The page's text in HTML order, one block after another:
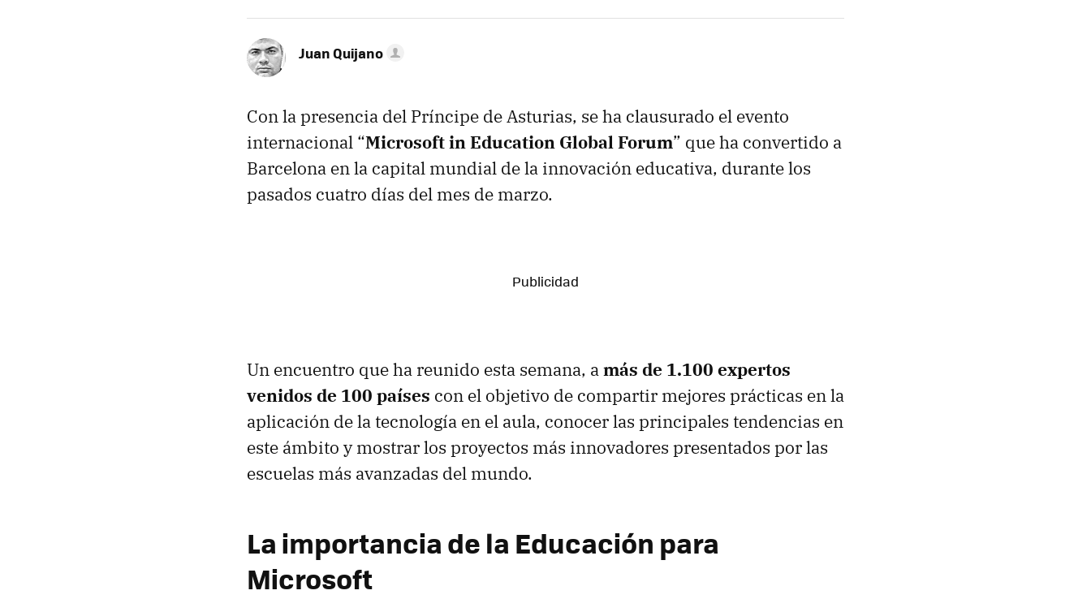
Juan Quijano
Con la presencia del Príncipe de Asturias, se ha clausurado el evento
internacional “Microsoft in Education Global Forum” que ha convertido a
Barcelona en la capital mundial de la innovación educativa, durante los
pasados cuatro días del mes de marzo.
Un encuentro que ha reunido esta semana, amás de 1.100 expertos
venidos de 100 países con el objetivo de compartir mejores prácticas en la
aplicación de la tecnología en el aula, conocer las principales tendencias en
este ámbito y mostrar los proyectos más innovadores presentados por las
escuelas más avanzadas del mundo.
La importancia de la Educación para
Microsoft